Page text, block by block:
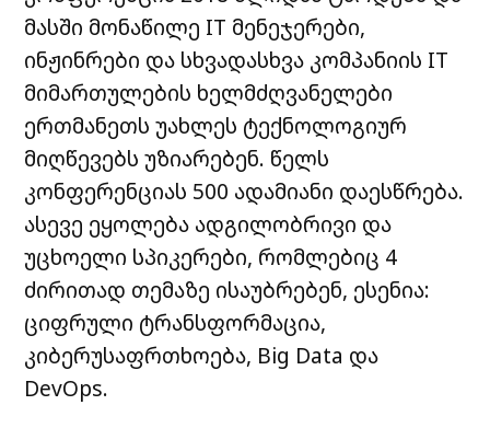
მასში მონაწილე IT მენეჯერები,
ინჟინრები და სხვადასხვა კომპანიის IT
მიმართულების ხელმძღვანელები
ერთმანეთს უახლეს ტექნოლოგიურ
მიღწევებს უზიარებენ. წელს
კონფერენციას 500 ადამიანი დაესწრება.
ასევე ეყოლება ადგილობრივი და
უცხოელი სპიკერები, რომლებიც 4
ძირითად თემაზე ისაუბრებენ, ესენია:
ციფრული ტრანსფორმაცია,
კიბერუსაფრთხოება, Big Data და
DevOps.